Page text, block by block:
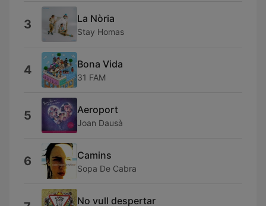
3 La Nòria
Stay Homas
4 Bona Vida
31 FAM
5 Aeroport
Joan Dausà
6 Camins
Sopa De Cabra
No vull despertar